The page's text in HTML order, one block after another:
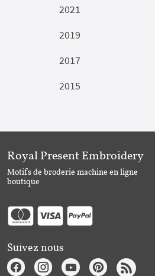
2021
2019
2017
2015
Royal Present Embroidery
Motifs de broderie machine en ligne
boutique
Suivez nous